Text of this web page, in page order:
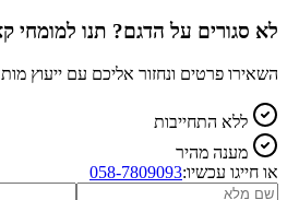
לא סגורים על הדגם? תנו למומחי
השאירו פרטים ונחזור אליכם עם ייעוץ
ללא התחייבות
מענה מהיר
או חייגו עכשיו:058-7809093